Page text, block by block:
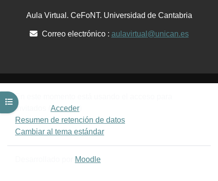
Abrir índice del curso
Aula Virtual. CeFoNT. Universidad de Cantabria
Correo electrónico : aulavirtual@unican.es
En este momento está usando el acceso para
invitados ( Acceder
Resumen de retención de datos
Cambiar al tema estándar
Moodle